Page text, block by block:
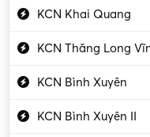
Kỹ sư điện
Kỹ thuật cao
Kỹ thuật mạng – IT
Làm bán thời gian
KCN Khai Quang
KCN Thăng Long
KCN Bình Xuyên
KCN Bình Xuyên II